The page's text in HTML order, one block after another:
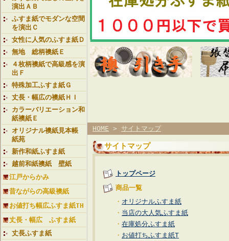
演出ＡＢ
ふすま紙でモダンな空間
を演出Ｃ
女性に人気のふすま紙Ｄ
無地 総柄襖紙Ｅ
４枚柄襖紙で高級感を演
出Ｆ
特殊加工ふすま紙Ｇ
丈長・幅広の襖紙ＨＩ
カラーバリエーション和
紙襖紙Ｅ
オリジナル襖紙見本帳
紙苑
新作和紙ふすま紙
越前和紙襖紙 壁紙
江戸からかみ
昔ながらの高級襖紙
お値打ち幅広ふすま紙TH
丈長・幅広 ふすま紙
丈長ふすま紙
HOME > サイトマップ
サイトマップ
トップページ
商品一覧
・ オリジナルふすま紙
・ 当店の大人気ふすま紙
・ 在庫処分ふすま紙
・ お値打ちふすま紙T